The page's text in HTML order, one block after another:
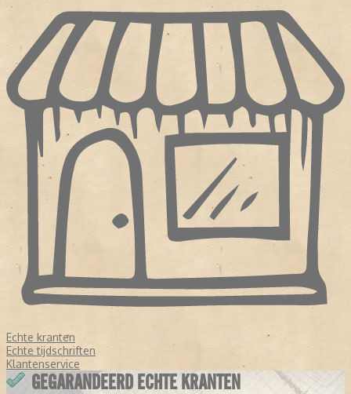
Echte kranten
Echte tijdschriften
Klantenservice
GEGARANDEERD ECHTE KRANTEN